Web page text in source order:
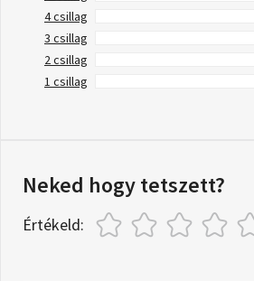
4 csillag
3 csillag
2 csillag
1 csillag
Neked hogy tetszett?
Értékeld: